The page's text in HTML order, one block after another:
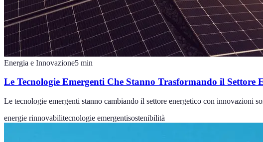
Energia e Innovazione5 min
Le Tecnologie Emergenti Che Stanno Trasformando il Settore
Le tecnologie emergenti stanno cambiando il settore energetico con innovazioni
energie rinnovabilitecnologie emergentisostenibilità